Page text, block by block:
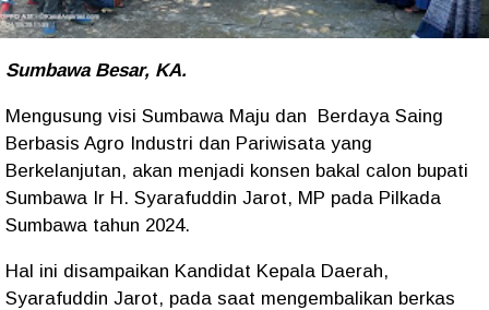
Sumbawa Besar, KA.
Mengusung visi Sumbawa Maju dan Berdaya Saing
Berbasis Agro Industri dan Pariwisata yang
Berkelanjutan, akan menjadi konsen bakal calon bupati
Sumbawa Ir H. Syarafuddin Jarot, MP pada Pilkada
Sumbawa tahun 2024.
Hal ini disampaikan Kandidat Kepala Daerah,
Syarafuddin Jarot, pada saat mengembalikan berkas